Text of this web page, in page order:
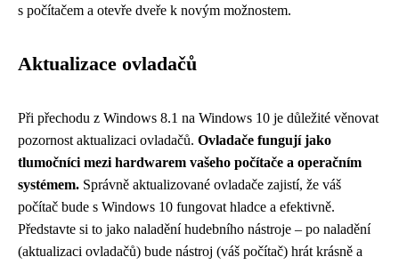
s počítačem a otevře dveře k novým možnostem.
Aktualizace ovladačů
Při přechodu z Windows 8.1 na Windows 10 je důležité věnovat
pozornost aktualizaci ovladačů. Ovladače fungují jako
tlumočníci mezi hardwarem vašeho počítače a operačním
systémem. Správně aktualizované ovladače zajistí, že váš
počítač bude s Windows 10 fungovat hladce a efektivně.
Představte si to jako naladění hudebního nástroje – po naladění
(aktualizaci ovladačů) bude nástroj (váš počítač) hrát krásně a